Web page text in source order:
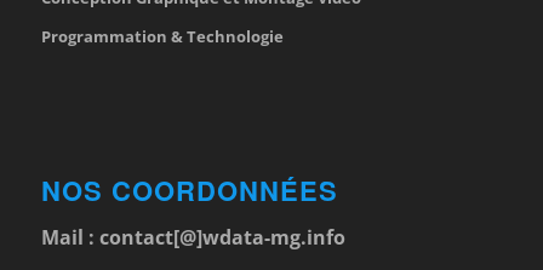
Programmation & Technologie
NOS COORDONNÉES
Mail : contact[@]wdata-mg.info